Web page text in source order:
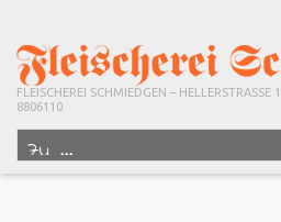
FLEISCHEREI SCHMIEDGEN –
8806110